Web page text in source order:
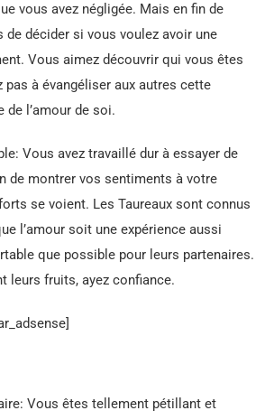
vous avez négligée. Mais en fin de
de décider si vous voulez avoir une
Vous aimez découvrir qui vous êtes
pas à évangéliser aux autres cette
l’amour de soi.
Vous avez travaillé dur à essayer de
de montrer vos sentiments à votre
se voient. Les Taureaux sont connus
l’amour soit une expérience aussi
que possible pour leurs partenaires.
leurs fruits, ayez confiance.
Vous êtes tellement pétillant et